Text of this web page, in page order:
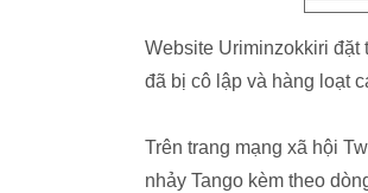
Website Uriminzokkiri đặt
đã bị cô lập và hàng loạt
Trên trang mạng xã hội
nhảy Tango kèm theo